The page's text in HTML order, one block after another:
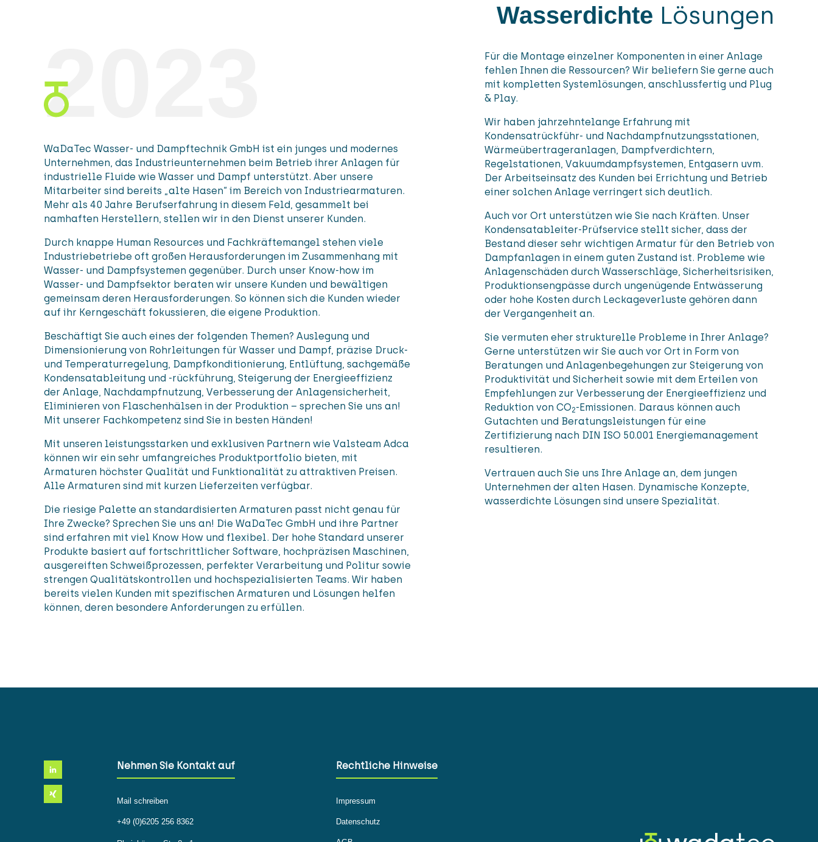
Wasserdichte Lösungen
2023
WaDaTec Wasser- und Dampftechnik GmbH ist ein junges und modernes
Unternehmen, das Industrieunternehmen beim Betrieb ihrer Anlagen für
industrielle Fluide wie Wasser und Dampf unterstützt. Aber unsere
Mitarbeiter sind bereits „alte Hasen“ im Bereich von Industriearmaturen.
Mehr als 40 Jahre Berufserfahrung in diesem Feld, gesammelt bei
namhaften Herstellern, stellen wir in den Dienst unserer Kunden.
Durch knappe Human Resources und Fachkräftemangel stehen viele
Industriebetriebe oft großen Herausforderungen im Zusammenhang mit
Wasser- und Dampfsystemen gegenüber. Durch unser Know-how im
Wasser- und Dampfsektor beraten wir unsere Kunden und bewältigen
gemeinsam deren Herausforderungen. So können sich die Kunden wieder
auf ihr Kerngeschäft fokussieren, die eigene Produktion.
Beschäftigt Sie auch eines der folgenden Themen? Auslegung und
Dimensionierung von Rohrleitungen für Wasser und Dampf, präzise Druck-
und Temperaturregelung, Dampfkonditionierung, Entlüftung, sachgemäße
Kondensatableitung und -rückführung, Steigerung der Energieeffizienz
der Anlage, Nachdampfnutzung, Verbesserung der Anlagensicherheit,
Eliminieren von Flaschenhälsen in der Produktion – sprechen Sie uns an!
Mit unserer Fachkompetenz sind Sie in besten Händen!
Mit unseren leistungsstarken und exklusiven Partnern wie Valsteam Adca
können wir ein sehr umfangreiches Produktportfolio bieten, mit
Armaturen höchster Qualität und Funktionalität zu attraktiven Preisen.
Alle Armaturen sind mit kurzen Lieferzeiten verfügbar.
Die riesige Palette an standardisierten Armaturen passt nicht genau für
Ihre Zwecke? Sprechen Sie uns an! Die WaDaTec GmbH und ihre Partner
sind erfahren mit viel Know How und flexibel. Der hohe Standard unserer
Produkte basiert auf fortschrittlicher Software, hochpräzisen Maschinen,
ausgereiften Schweißprozessen, perfekter Verarbeitung und Politur sowie
strengen Qualitätskontrollen und hochspezialisierten Teams. Wir haben
bereits vielen Kunden mit spezifischen Armaturen und Lösungen helfen
können, deren besondere Anforderungen zu erfüllen.
Für die Montage einzelner Komponenten in einer Anlage
fehlen Ihnen die Ressourcen? Wir beliefern Sie gerne auch
mit kompletten Systemlösungen, anschlussfertig und Plug
& Play.
Wir haben jahrzehntelange Erfahrung mit
Kondensatrückführ- und Nachdampfnutzungsstationen,
Wärmeübertrageranlagen, Dampfverdichtern,
Regelstationen, Vakuumdampfsystemen, Entgasern uvm.
Der Arbeitseinsatz des Kunden bei Errichtung und Betrieb
einer solchen Anlage verringert sich deutlich.
Auch vor Ort unterstützen wie Sie nach Kräften. Unser
Kondensatableiter-Prüfservice stellt sicher, dass der
Bestand dieser sehr wichtigen Armatur für den Betrieb von
Dampfanlagen in einem guten Zustand ist. Probleme wie
Anlagenschäden durch Wasserschläge, Sicherheitsrisiken,
Produktionsengpässe durch ungenügende Entwässerung
oder hohe Kosten durch Leckageverluste gehören dann
der Vergangenheit an.
Sie vermuten eher strukturelle Probleme in Ihrer Anlage?
Gerne unterstützen wir Sie auch vor Ort in Form von
Beratungen und Anlagenbegehungen zur Steigerung von
Produktivität und Sicherheit sowie mit dem Erteilen von
Empfehlungen zur Verbesserung der Energieeffizienz und
Reduktion von CO2-Emissionen. Daraus können auch
Gutachten und Beratungsleistungen für eine
Zertifizierung nach DIN ISO 50.001 Energiemanagement
resultieren.
Vertrauen auch Sie uns Ihre Anlage an, dem jungen
Unternehmen der alten Hasen. Dynamische Konzepte,
wasserdichte Lösungen sind unsere Spezialität.
Nehmen Sie Kontakt auf
Mail schreiben
+49 (0)6205 256 8362
Rechtliche Hinweise
Impressum
Datenschutz